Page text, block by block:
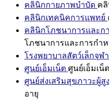
คลินิกกายภาพบำบัด ค
คลินิกเทคนิคการแพทย์
คลินิกโภชนาการและก
โภชนาการและการกำ
โรงพยาบาลสัตว์เล็กจุฬ
ศูนย์เอ็มเน็ต ศูนย์เอ็มเน็ต
ศูนย์ส่งเสริมสุขภาวะผู้สู
อายุ